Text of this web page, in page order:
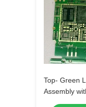
Top- Green
Assembly
Biggest